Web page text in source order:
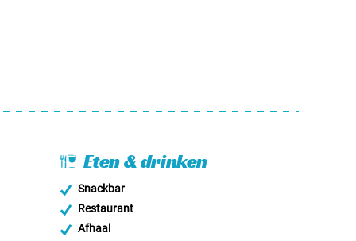
Eten & drinken
Snackbar
Restaurant
Afhaal